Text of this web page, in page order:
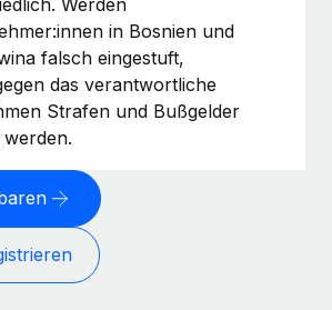
in Bosnien und
falsch eingestuft,
das verantwortliche
Strafen und Bußgelder